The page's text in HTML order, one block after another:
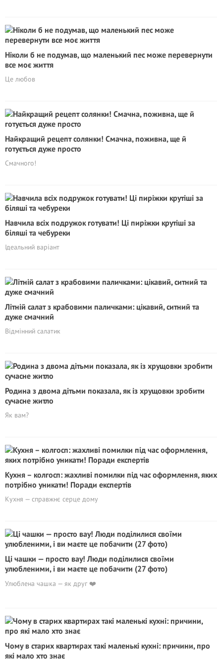
Ніколи б не подумав, що маленький пес може перевернути
все моє життя
Це любов
Найкращий рецепт солянки! Смачна, поживна, ще й
готується дуже просто
Смачного!
Навчила всіх подружок готувати! Ці пиріжки крутіші за
біляші та чебуреки
Ідеальний варіант
Літній салат з крабовими паличками: цікавий, ситний та
дуже смачний
Відмінний салатик
Родина з двома дітьми показала, як із хрущовки зробити
сучасне житло
Як вам?
Кухня – колгосп: жaxливі помилки під час оформлення, яких
потрібно уникати! Поради експертів
Кухня — справжнє серце дому
Ці чашки — просто вау! Люди поділилися своїми
улюбленими, і ви маєте це побачити (27 фото)
Улюблена чашка — як друг ❤️
Чому в старих квартирах такі маленькі кухні: причини, про
які мало хто знає